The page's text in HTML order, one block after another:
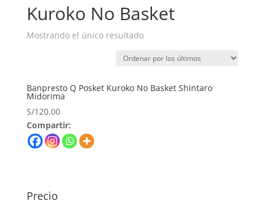
Kuroko No Basket
Mostrando el único resultado
Banpresto Q Posket Kuroko No Basket Shintaro
Midorima
S/120.00
Compartir:
Precio